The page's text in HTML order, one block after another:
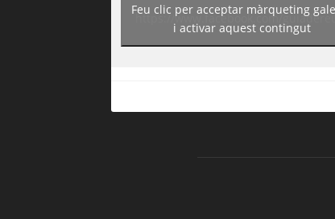
https://www.facebook.com/
Feu clic per acceptar màrqueting
i activar aquest contingut